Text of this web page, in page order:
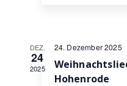
DEZ.
24
2025
24. Dezember 2025
Hohenrode